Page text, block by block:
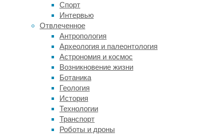
Спорт
Интервью
Отвлеченное
Антропология
Археология и палеонтология
Астрономия и космос
Возникновение жизни
Ботаника
Геология
История
Технологии
Транспорт
Роботы и дроны
данном
случае
каждого
из
родителей
одна
из
копий
гена
была
мутантной,